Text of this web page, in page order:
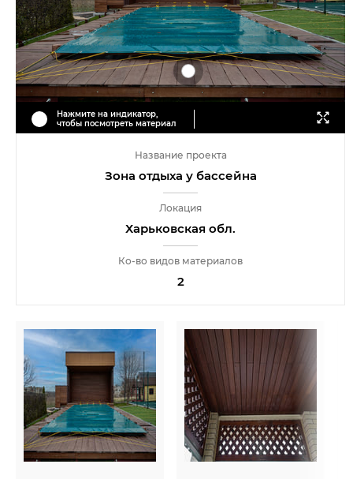
Нажмите на индикатор,
чтобы посмотреть материал
Название проекта
Зона отдыха у бассейна
Локация
Харьковская обл.
Ко-во видов материалов
2